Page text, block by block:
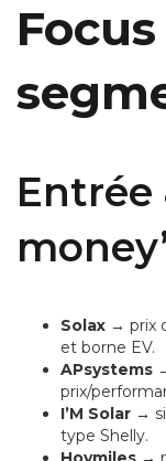
Entrée
Solax → prix
et borne EV.
APsystems
prix/
I’M Solar →
type Shelly.